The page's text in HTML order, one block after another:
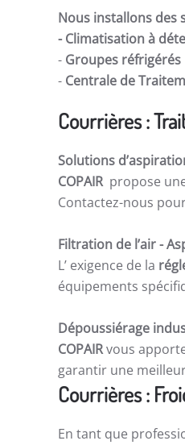
Nous installons des
- Climatisation à
- Groupes réfrigérés
- Centrale de
Courrières :
Solutions
COPAIR propose
Contactez-nous
Filtration de l’air-
L’ exigence de la
équipements
Dépoussiérage
COPAIRvous
garantir une
Courrières :
En tant que